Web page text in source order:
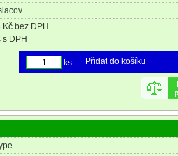
Kč bez DPH
s DPH
Přidat do košíku
ks